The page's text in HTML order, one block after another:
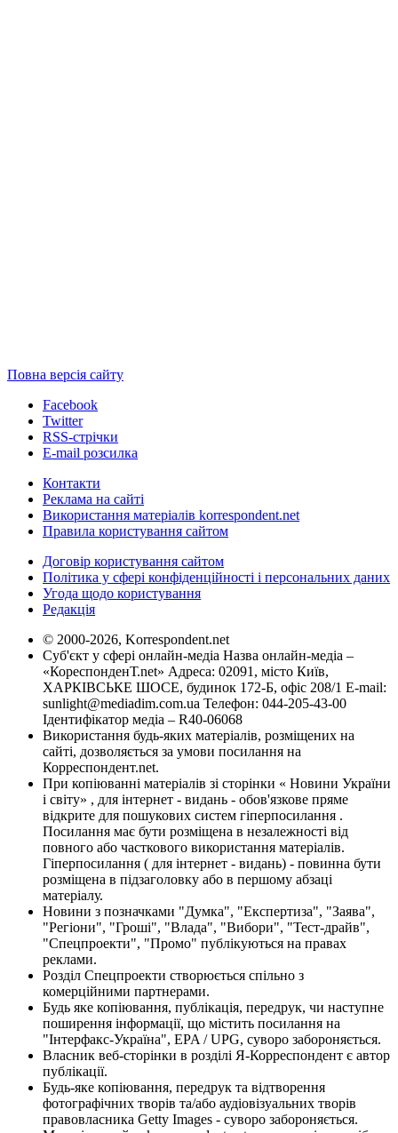
Повна версія сайту
Facebook
Twitter
RSS-стрічки
E-mail розсилка
Контакти
Реклама на сайті
Використання матеріалів korrespondent.net
Правила користування сайтом
Договір користування сайтом
Політика у сфері конфіденційності і персональних даних
Угода щодо користування
Редакція
© 2000-2026, Korrespondent.net
Суб'єкт у сфері онлайн-медіа Назва онлайн-медіа –
«КореспонденТ.net» Адреса: 02091, місто Київ,
ХАРКІВСЬКЕ ШОСЕ, будинок 172-Б, офіс 208/1 E-mail:
sunlight@mediadim.com.ua Телефон: 044-205-43-00
Ідентифікатор медіа – R40-06068
Використання будь-яких матеріалів, розміщених на
сайті, дозволяється за умови посилання на
Корреспондент.net.
При копіюванні матеріалів зі сторінки « Новини України
і світу» , для інтернет - видань - обов'язкове пряме
відкрите для пошукових систем гіперпосилання .
Посилання має бути розміщена в незалежності від
повного або часткового використання матеріалів.
Гіперпосилання ( для інтернет - видань) - повинна бути
розміщена в підзаголовку або в першому абзаці
матеріалу.
Новини з позначками "Думка", "Експертиза", "Заява",
"Регіони", "Гроші", "Влада", "Вибори", "Тест-драйв",
"Спецпроекти", "Промо" публікуються на правах
реклами.
Розділ Спецпроекти створюється спільно з
комерційними партнерами.
Будь яке копіювання, публікація, передрук, чи наступне
поширення інформації, що містить посилання на
"Інтерфакс-Україна", EPA / UPG, суворо забороняється.
Власник веб-сторінки в розділі Я-Корреспондент є автор
публікації.
Будь-яке копіювання, передрук та відтворення
фотографічних творів та/або аудіовізуальних творів
правовласника Getty Images - суворо забороняється.